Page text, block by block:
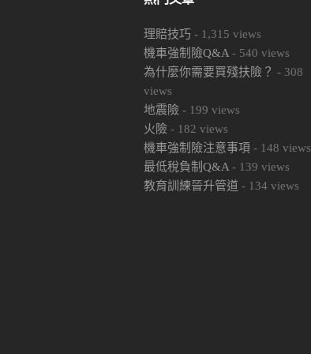
理賠技巧 - 1,315 views
機車強制險Q&A- 540 views
為什麼你需要買殘扶險？ - 308
views
地震險 - 199 views
火險 - 182 views
機車強制險注意事項 - 148 views
最低稅負制Q&A- 139 views
教育訓練晉升管道 - 134 views